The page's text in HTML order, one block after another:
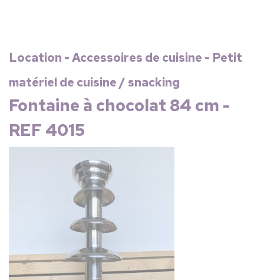
Location - Accessoires de cuisine - Petit
matériel de cuisine / snacking
Fontaine à chocolat 84 cm -
REF 4015